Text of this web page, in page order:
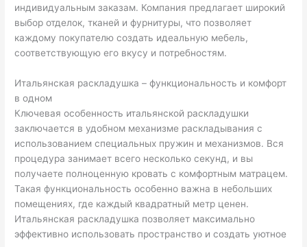
индивидуальным заказам. Компания предлагает широкий
выбор отделок, тканей и фурнитуры, что позволяет
каждому покупателю создать идеальную мебель,
соответствующую его вкусу и потребностям.
Итальянская раскладушка – функциональность и комфорт
в одном
Ключевая особенность итальянской раскладушки
заключается в удобном механизме раскладывания с
использованием специальных пружин и механизмов. Вся
процедура занимает всего несколько секунд, и вы
получаете полноценную кровать с комфортным матрацем.
Такая функциональность особенно важна в небольших
помещениях, где каждый квадратный метр ценен.
Итальянская раскладушка позволяет максимально
эффективно использовать пространство и создать уютное